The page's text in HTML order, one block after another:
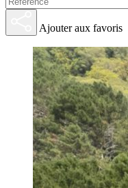
Ajouter aux favoris